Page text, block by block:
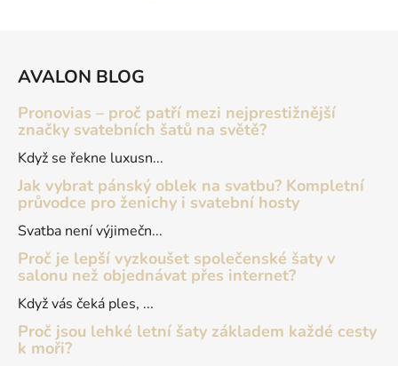
AVALON BLOG
Pronovias – proč patří mezi nejprestižnější
značky svatebních šatů na světě?
Když se řekne luxusn...
Jak vybrat pánský oblek na svatbu? Kompletní
průvodce pro ženichy i svatební hosty
Svatba není výjimečn...
Proč je lepší vyzkoušet společenské šaty v
salonu než objednávat přes internet?
Když vás čeká ples, ...
Proč jsou lehké letní šaty základem každé cesty
k moři?